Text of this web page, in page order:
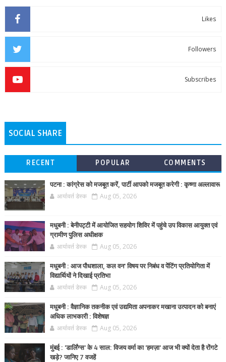
Likes
Followers
Subscribes
SOCIAL SHARE
RECENT POPULAR COMMENTS
पटना : कांग्रेस को मजबूत करें, पार्टी आपको मजबूत करेगी : कृष्णा अल्लावारू
आर्यावर्त डेस्क Aug 05, 2026
मधुबनी : बेनीपट्टी में आयोजित सहयोग शिविर में पहुंचे उप विकास आयुक्त एवं
ग्रामीण पुलिस अधीक्षक
आर्यावर्त डेस्क Aug 05, 2026
मधुबनी : आज पौधशाला, कल वन' विषय पर निबंध व पेंटिंग प्रतियोगिता में
विद्यार्थियों ने दिखाई प्रतिभा
आर्यावर्त डेस्क Aug 05, 2026
मधुबनी : वैज्ञानिक तकनीक एवं उद्यमिता अपनाकर मखाना उत्पादन को बनाएं
अधिक लाभकारी : विशेषज्ञ
आर्यावर्त डेस्क Aug 05, 2026
मुंबई : 'डार्लिंग्स' के 4 साल: विजय वर्मा का 'हमज़ा' आज भी क्यों देता है रोंगटे
खड़े? जानिए 7 वजहें